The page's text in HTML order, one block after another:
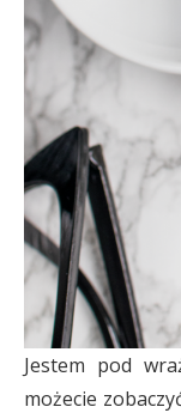
Jestem pod
możecie